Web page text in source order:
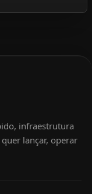
infraestrutura
lançar, operar